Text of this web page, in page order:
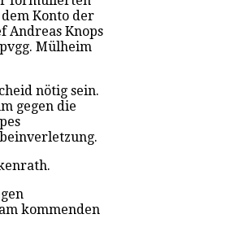
Konto der
Andreas Knops
Mülheim
nötig sein.
gegen die
kommenden